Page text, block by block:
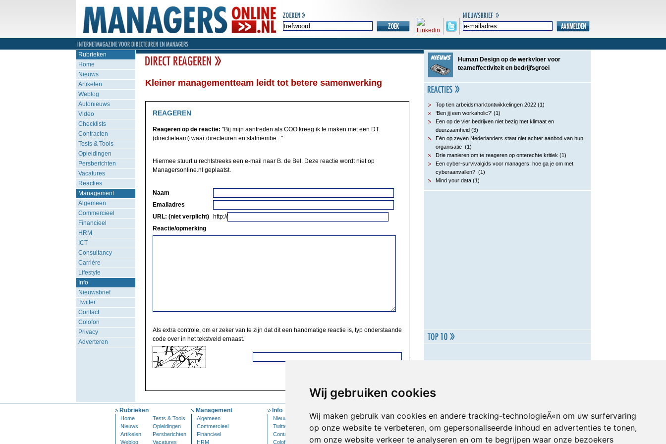
Wij gebruiken cookies
Wij maken gebruik van cookies en andere tracking-technologieÃ«n om uw surfervaring
op onze website te verbeteren, om gepersonaliseerde inhoud en advertenties te tonen,
om onze website verkeer te analyseren en om te begrijpen waar onze bezoekers
Rubrieken
Home
Nieuws
Artikelen
Weblog
Autonieuws
Video
Checklists
Contracten
Tests & Tools
Opleidingen
Persberichten
Vacatures
Reacties
Management
Algemeen
Commercieel
Financieel
HRM
ICT
Consultancy
Carrière
Lifestyle
Info
Nieuwsbrief
Twitter
Contact
Colofon
Privacy
Adverteren
Kleiner managementteam leidt tot betere samenwerking
REAGEREN
Reageren op de reactie: "Bij mijn aantreden als COO kreeg ik te maken met een DT
(directieteam) waar directeuren en stafmembe..."
Hiermee stuurt u rechtstreeks een e-mail naar B. de Bel. Deze reactie wordt niet op
Managersonline.nl geplaatst.
Naam
Emailadres
URL: (niet verplicht)
http://
Reactie/opmerking
Als extra controle, om er zeker van te zijn dat dit een handmatige reactie is, typ onderstaande
code over in het tekstveld ernaast.
Human Design op de werkvloer voor
teameffectiviteit en bedrijfsgroei
Top tien arbeidsmarktontwikkelingen 2022 (1)
‘Ben jij een workaholic?’ (1)
Een op de vier bedrijven niet bezig met klimaat en
duurzaamheid (3)
Eén op zeven Nederlanders staat niet achter aanbod van hun
organisatie (1)
Drie manieren om te reageren op onterechte kritiek (1)
Een cyber-survivalgids voor managers: hoe ga je om met
cyberaanvallen? (1)
Mind your data (1)
Rubrieken
Home
Tests & Tools
Nieuws
Opleidingen
Artikelen
Persberichten
Weblog
Vacatures
Management
Algemeen
Commercieel
Financieel
HRM
Info
Nieuwsbrief
Twitter
Contact
Colofon
Inloggen